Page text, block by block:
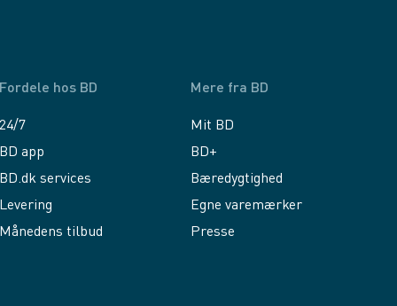
hos BD
7
app
services
tilbud
Mere fra BD
Mit BD
BD+
Bæredygtighed
Egne varemærker
Presse